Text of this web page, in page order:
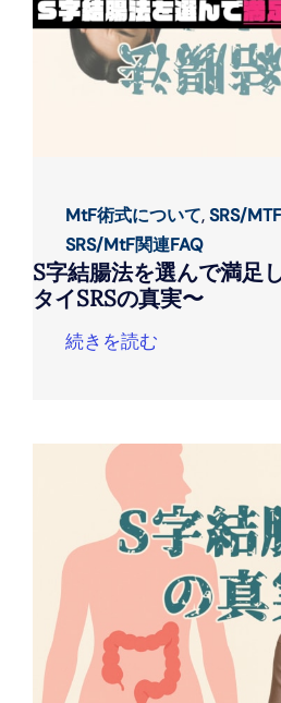
MtF術式について,SRS/
SRS/MtF関連FAQ
S字結腸法を選んで満足
タイSRSの真実〜
続きを読む